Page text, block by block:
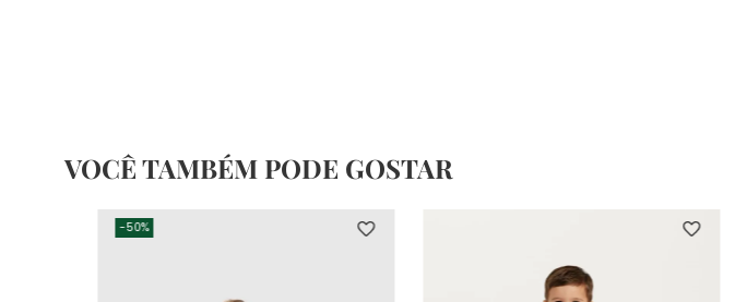
VOCÊ TAMBÉM PODE GOSTAR
-50%